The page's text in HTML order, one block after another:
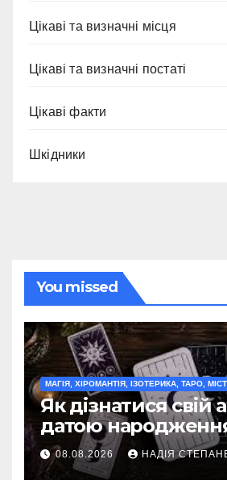
Цікаві та визначні місця
Цікаві та визначні постаті
Цікаві факти
Шкідники
You missed
МАГІЯ, ХІРОМАНТІЯ, ІЗОТЕРИКА, ТАРО,
Як дізнатися свій
датою
повний гід
08.08.2026 НАДІЯ